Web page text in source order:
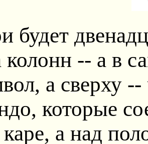
будет
-- а в
а сверху
которые
каре, а над